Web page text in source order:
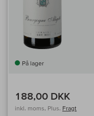
På lager
188,00 DKK
inkl. moms, Plus. Fragt